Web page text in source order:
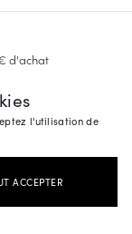
l'utilisation de
ACCEPTER
d'achat